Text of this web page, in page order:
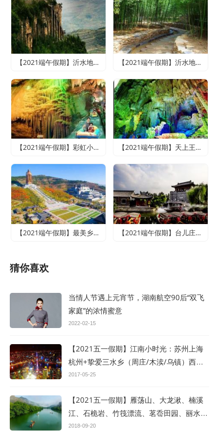
【2021端午假期】沂水地下大峡谷、萤火虫水洞、天上王城2日游 【2021端午假期】沂水地下大峡谷、萤火虫水洞、竹泉村、红石寨悠悠竹泉二日游
【2021端午假期】彩虹小镇、雪山彩虹谷、地下大峡谷、萤火虫水洞二日游 【2021端午假期】天上王城+地下大峡谷+萤火虫水洞+竹泉村+龙园古城三日游
【2021端午假期】最美乡村竹泉村+寻梦台儿庄古城+尼山圣境二日游 【2021端午假期】台儿庄古城、微山湖红荷湿地休闲两日游
猜你喜欢
当情人节遇上元宵节，湖南航空90后“双飞
家庭”的浓情蜜意
2022-02-15
【2021五一假期】江南小时光：苏州上海
杭州+挚爱三水乡（周庄/木渎/乌镇）西湖
双飞5/双动5日游
2017-05-25
【2021五一假期】雁荡山、大龙湫、楠溪
江、石桅岩、竹筏漂流、茗岙田园、丽水古
街纯玩双飞四日游
2018-09-20